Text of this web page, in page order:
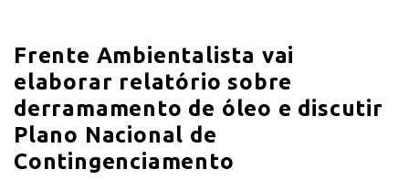
q
u
e
Frente Ambientalista vai
elaborar relatório sobre
derramamento de óleo e discutir
Plano Nacional de
Contingenciamento